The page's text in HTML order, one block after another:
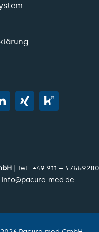
| Tel.: +49 911 – 47559280
info@pacura-med.de